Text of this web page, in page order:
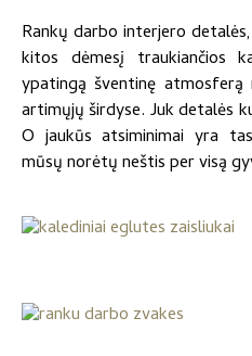
Rankų darbo interjero
kitos dėmesį traukiančios
ypatingą šventinę
artimųjų širdyse. Juk detalės
O jaukūs atsiminimai yra
mūsų norėtų neštis per visą